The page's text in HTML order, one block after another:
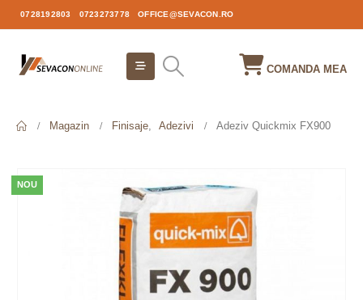
0728192803 0723273778 OFFICE@SEVACON.RO
COMANDA MEA
Magazin Finisaje, Adezivi Adeziv Quickmix FX900
NOU